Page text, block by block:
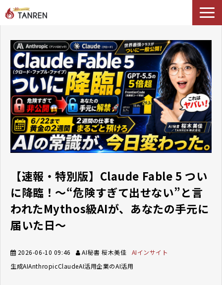
AIイネーブルメント
選ばれる理由
導入事例
セミナー
料金・プラン
ブログ
【速報・特別版】Claude Fable 5 つい
に降臨！～“危険すぎて出せない”と言
われたMythos級AIが、あなたの手元に
届いた日～
2026-06-10 09:46 AI秘書 桜木美佳
AIインサイト
生成AIAnthropicClaudeAI活用企業のAI活用